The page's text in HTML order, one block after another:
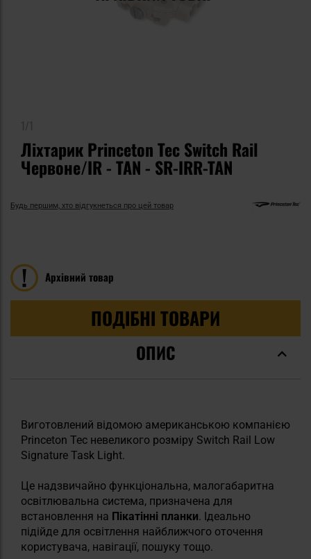
Ліхтарик Princeton Tec Switch Rail
Червоне/IR - TAN - SR-IRR-TAN
Будь першим, хто відгукнеться про цей товар
Архівний товар
ПОДІБНІ ТОВАРИ
ОПИС
Виготовлений відомою американською компанією
Princeton Tec невеликого розміру Switch Rail Low
Signature Task Light.
Це надзвичайно функціональна, малогабаритна
освітлювальна система, призначена для
встановлення на Пікатінні планки. Ідеально
підійде для освітлення найближчого оточення
користувача, навігації, пошуку тощо.